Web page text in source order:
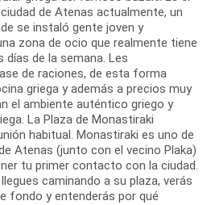
de Atenas actualmente, un
se instaló gente joven y
zona de ocio que realmente tiene
días de la semana. Les
de raciones, de esta forma
griega y además a precios muy
el ambiente auténtico griego y
La Plaza de Monastiraki
habitual. Monastiraki es uno de
Atenas (junto con el vecino Plaka)
tu primer contacto con la ciudad.
caminando a su plaza, verás
fondo y entenderás por qué